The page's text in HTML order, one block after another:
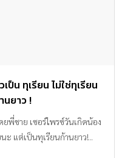
น ทุเรียน ไม่ใช่ทุเรียน
นยาว !
พี่ชาย เซอร์ไพรซ์วันเกิดน้อง
ะ แต่เป็นทุเรียนก้านยาว!..